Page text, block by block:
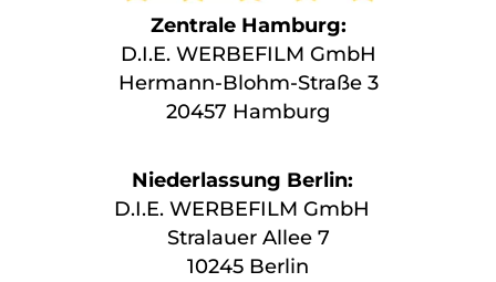
Zentrale Hamburg:
D.I.E. WERBEFILM GmbH
Hermann-Blohm-Straße 3
20457 Hamburg
Niederlassung Berlin:
D.I.E. WERBEFILM GmbH
Stralauer Allee 7
10245 Berlin